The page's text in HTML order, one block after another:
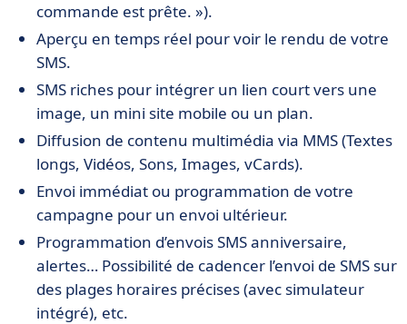
commande est prête. »).
Aperçu en temps réel pour voir le rendu de votre
SMS.
SMS riches pour intégrer un lien court vers une
image, un mini site mobile ou un plan.
Diffusion de contenu multimédia via MMS (Textes
longs, Vidéos, Sons, Images, vCards).
Envoi immédiat ou programmation de votre
campagne pour un envoi ultérieur.
Programmation d’envois SMS anniversaire,
alertes… Possibilité de cadencer l’envoi de SMS sur
des plages horaires précises (avec simulateur
intégré), etc.